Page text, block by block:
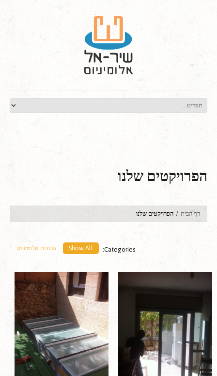
הפרויקטים שלנו
דף הבית הפרויקטים שלנו
Categories:
Show All עבודות אלומיניום